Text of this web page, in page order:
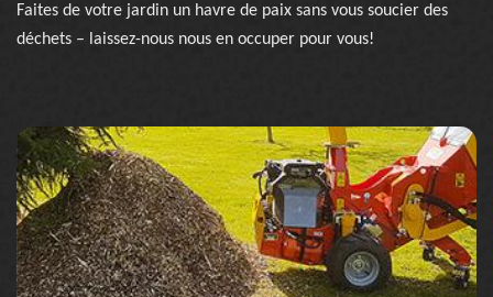
Faites de votre jardin un havre de paix sans vous soucier des
déchets – laissez-nous nous en occuper pour vous!